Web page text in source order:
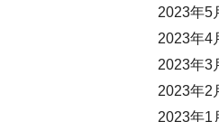
2023年5
2023年4
2023年3
2023年2
2023年1